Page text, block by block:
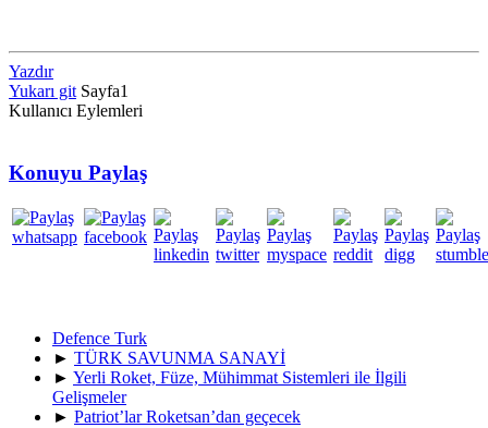
Yazdır
Yukarı git Sayfa1
Kullanıcı Eylemleri
Konuyu Paylaş
Defence Turk
► TÜRK SAVUNMA SANAYİ
► Yerli Roket, Füze, Mühimmat Sistemleri ile İlgili
Gelişmeler
► Patriot’lar Roketsan’dan geçecek